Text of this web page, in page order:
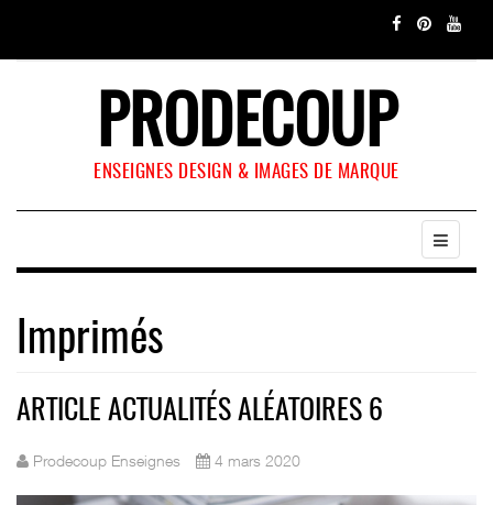
PRODECOUP
ENSEIGNES DESIGN & IMAGES DE MARQUE
Imprimés
ARTICLE ACTUALITÉS ALÉATOIRES 6
Prodecoup Enseignes 4 mars 2020